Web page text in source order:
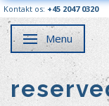
Kontakt os: +45 2047 0320
Skifte navigation
Menu